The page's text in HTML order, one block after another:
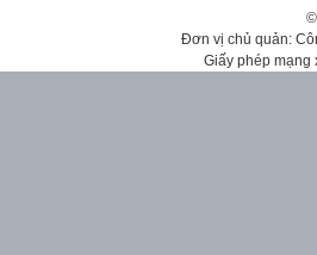
Đơn vị chủ quản:
Giấy phép mạng